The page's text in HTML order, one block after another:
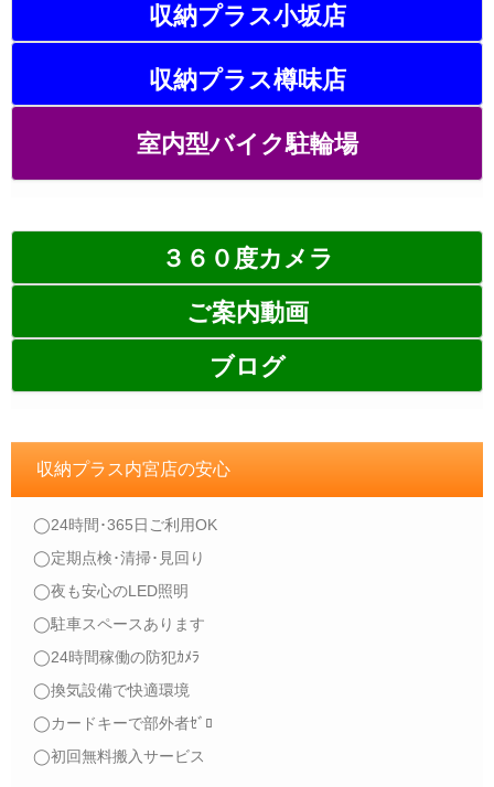
収納プラス小坂店
収納プラス樽味店
室内型バイク駐輪場
３６０度カメラ
ご案内動画
ブログ
収納プラス内宮店の安心
◯24時間･365日ご利用OK
◯定期点検･清掃･見回り
◯夜も安心のLED照明
◯駐車スペースあります
◯24時間稼働の防犯ｶﾒﾗ
◯換気設備で快適環境
◯カードキーで部外者ｾﾞﾛ
◯初回無料搬入サービス